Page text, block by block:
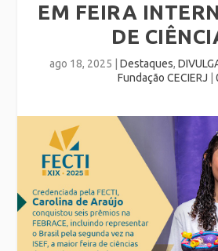
EM FEIRA
DE
ago 18, 2025 Destaques,
Fundação CECIERJ